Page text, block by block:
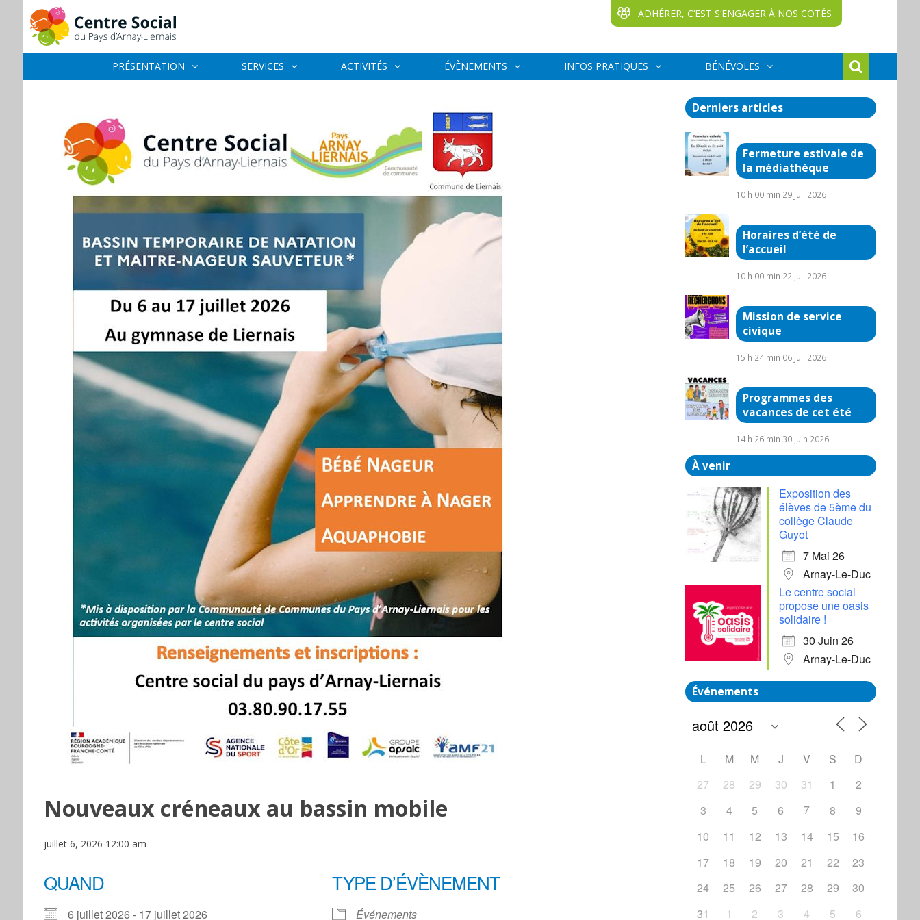
ADHÉRER, C‘EST S‘ENGAGER À NOS COTÉS
PRÉSENTATION SERVICES ACTIVITÉS ÉVÈNEMENTS INFOS PRATIQUES BÉNÉVOLES
Nouveaux créneaux au bassin mobile
juillet 6, 2026 12:00 am
QUAND
6 juillet 2026 - 17 juillet 2026
TYPE D’ÉVÈNEMENT
Événements
Derniers articles
Fermeture estivale de
la médiathèque
10 h 00 min 29 Juil 2026
Horaires d’été de
l’accueil
10 h 00 min 22 Juil 2026
Mission de service
civique
15 h 24 min 06 Juil 2026
Programmes des
vacances de cet été
14 h 26 min 30 Juin 2026
À venir
Exposition des
élèves de 5ème du
collège Claude
Guyot
7 Mai 26
Arnay-Le-Duc
Le centre social
propose une oasis
solidaire !
30 Juin 26
Arnay-Le-Duc
Événements
L M M J V S
D
27
28 29 30 31 1
2
3
4 5 6 7 8
9
10
11 12 13 14 15
16
17
18 19 20 21 22
23
24
25 26 27 28 29
30
31
1 2 3 4 5 6